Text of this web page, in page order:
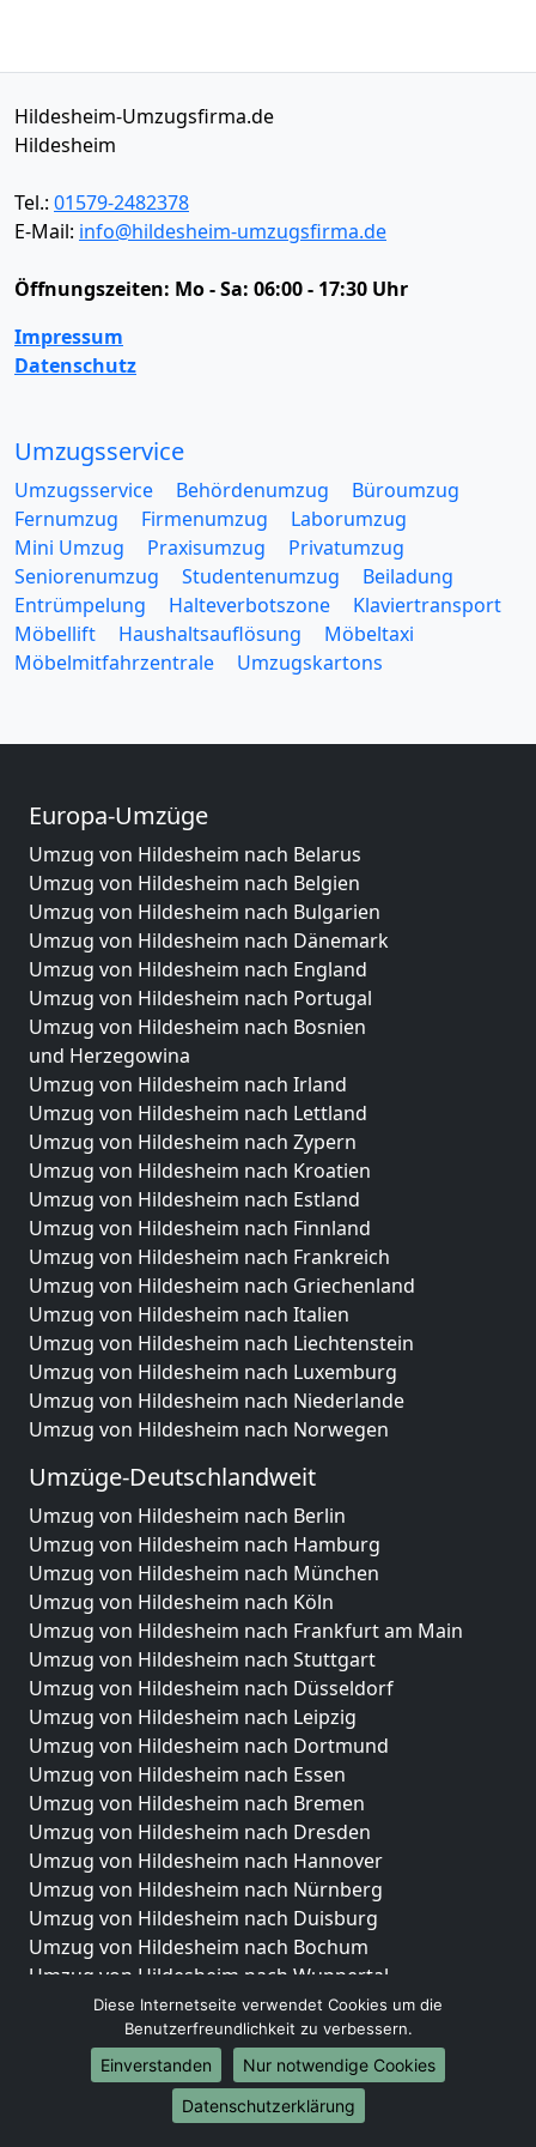
Hildesheim-Umzugsfirma.de
Hildesheim
Tel.: 01579-2482378
E-Mail: info@hildesheim-umzugsfirma.de
Öffnungszeiten: Mo - Sa: 06:00 - 17:30 Uhr
Impressum
Datenschutz
Umzugsservice
Umzugsservice Behördenumzug
Büroumzug
Fernumzug
Firmenumzug
Laborumzug
Mini Umzug
Praxisumzug
Privatumzug
Seniorenumzug
Studentenumzug
Beiladung
Entrümpelung
Halteverbotszone
Klaviertransport
Möbellift
Haushaltsauflösung
Möbeltaxi
Möbelmitfahrzentrale
Umzugskartons
Europa-Umzüge
Umzug von Hildesheim nach Belarus
Umzug von Hildesheim nach Belgien
Umzug von Hildesheim nach Bulgarien
Umzug von Hildesheim nach Dänemark
Umzug von Hildesheim nach England
Umzug von Hildesheim nach Portugal
Umzug von Hildesheim nach Bosnien
und Herzegowina
Umzug von Hildesheim nach Irland
Umzug von Hildesheim nach Lettland
Umzug von Hildesheim nach Zypern
Umzug von Hildesheim nach Kroatien
Umzug von Hildesheim nach Estland
Umzug von Hildesheim nach Finnland
Umzug von Hildesheim nach Frankreich
Umzug von Hildesheim nach Griechenland
Umzug von Hildesheim nach Italien
Umzug von Hildesheim nach Liechtenstein
Umzug von Hildesheim nach Luxemburg
Umzug von Hildesheim nach Niederlande
Umzug von Hildesheim nach Norwegen
Umzüge-Deutschlandweit
Umzug von Hildesheim nach Berlin
Umzug von Hildesheim nach Hamburg
Umzug von Hildesheim nach München
Umzug von Hildesheim nach Köln
Umzug von Hildesheim nach Frankfurt am Main
Umzug von Hildesheim nach Stuttgart
Umzug von Hildesheim nach Düsseldorf
Umzug von Hildesheim nach Leipzig
Umzug von Hildesheim nach Dortmund
Umzug von Hildesheim nach Essen
Umzug von Hildesheim nach Bremen
Umzug von Hildesheim nach Dresden
Umzug von Hildesheim nach Hannover
Umzug von Hildesheim nach Nürnberg
Umzug von Hildesheim nach Duisburg
Umzug von Hildesheim nach Bochum
Umzug von Hildesheim nach Wuppertal
Umzug von Hildesheim nach Bielefeld
Umzug von Hildesheim nach Bonn
Umzug von Hildesheim nach Münster
Internationale-Umzüge
Diese Internetseite verwendet Cookies um die
Benutzerfreundlichkeit zu verbessern.
Einverstanden
Nur notwendige Cookies
Datenschutzerklärung